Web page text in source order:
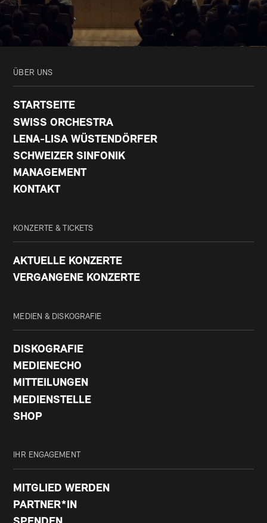
ÜBER UNS
STARTSEITE
SWISS ORCHESTRA
LENA-LISA WÜSTENDÖRFER
SCHWEIZER SINFONIK
MANAGEMENT
KONTAKT
KONZERTE & TICKETS
AKTUELLE KONZERTE
VERGANGENE KONZERTE
MEDIEN & DISKOGRAFIE
DISKOGRAFIE
MEDIENECHO
MITTEILUNGEN
MEDIENSTELLE
SHOP
IHR ENGAGEMENT
MITGLIED WERDEN
PARTNER*IN